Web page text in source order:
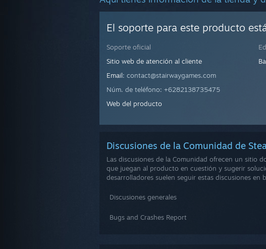
El soporte para este producto
Soporte oficial
Sitio web de atención al cliente
Email: contact@stairwaygames.com
Núm. de teléfono: +6282138735475
Web del producto
Discusiones de la Comunidad de
Las discusiones de la Comunidad ofrecen un sitio
que juegan al producto en cuestión y sugerir
desarrolladores suelen seguir estas discusiones en
Discusiones generales
Bugs and Crashes Report